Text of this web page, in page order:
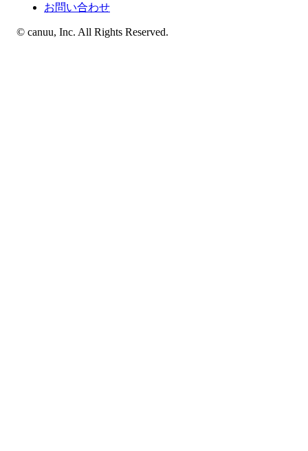
お問い合わせ
© canuu, Inc. All Rights Reserved.